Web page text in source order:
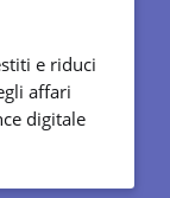
e riduci
affari
digitale